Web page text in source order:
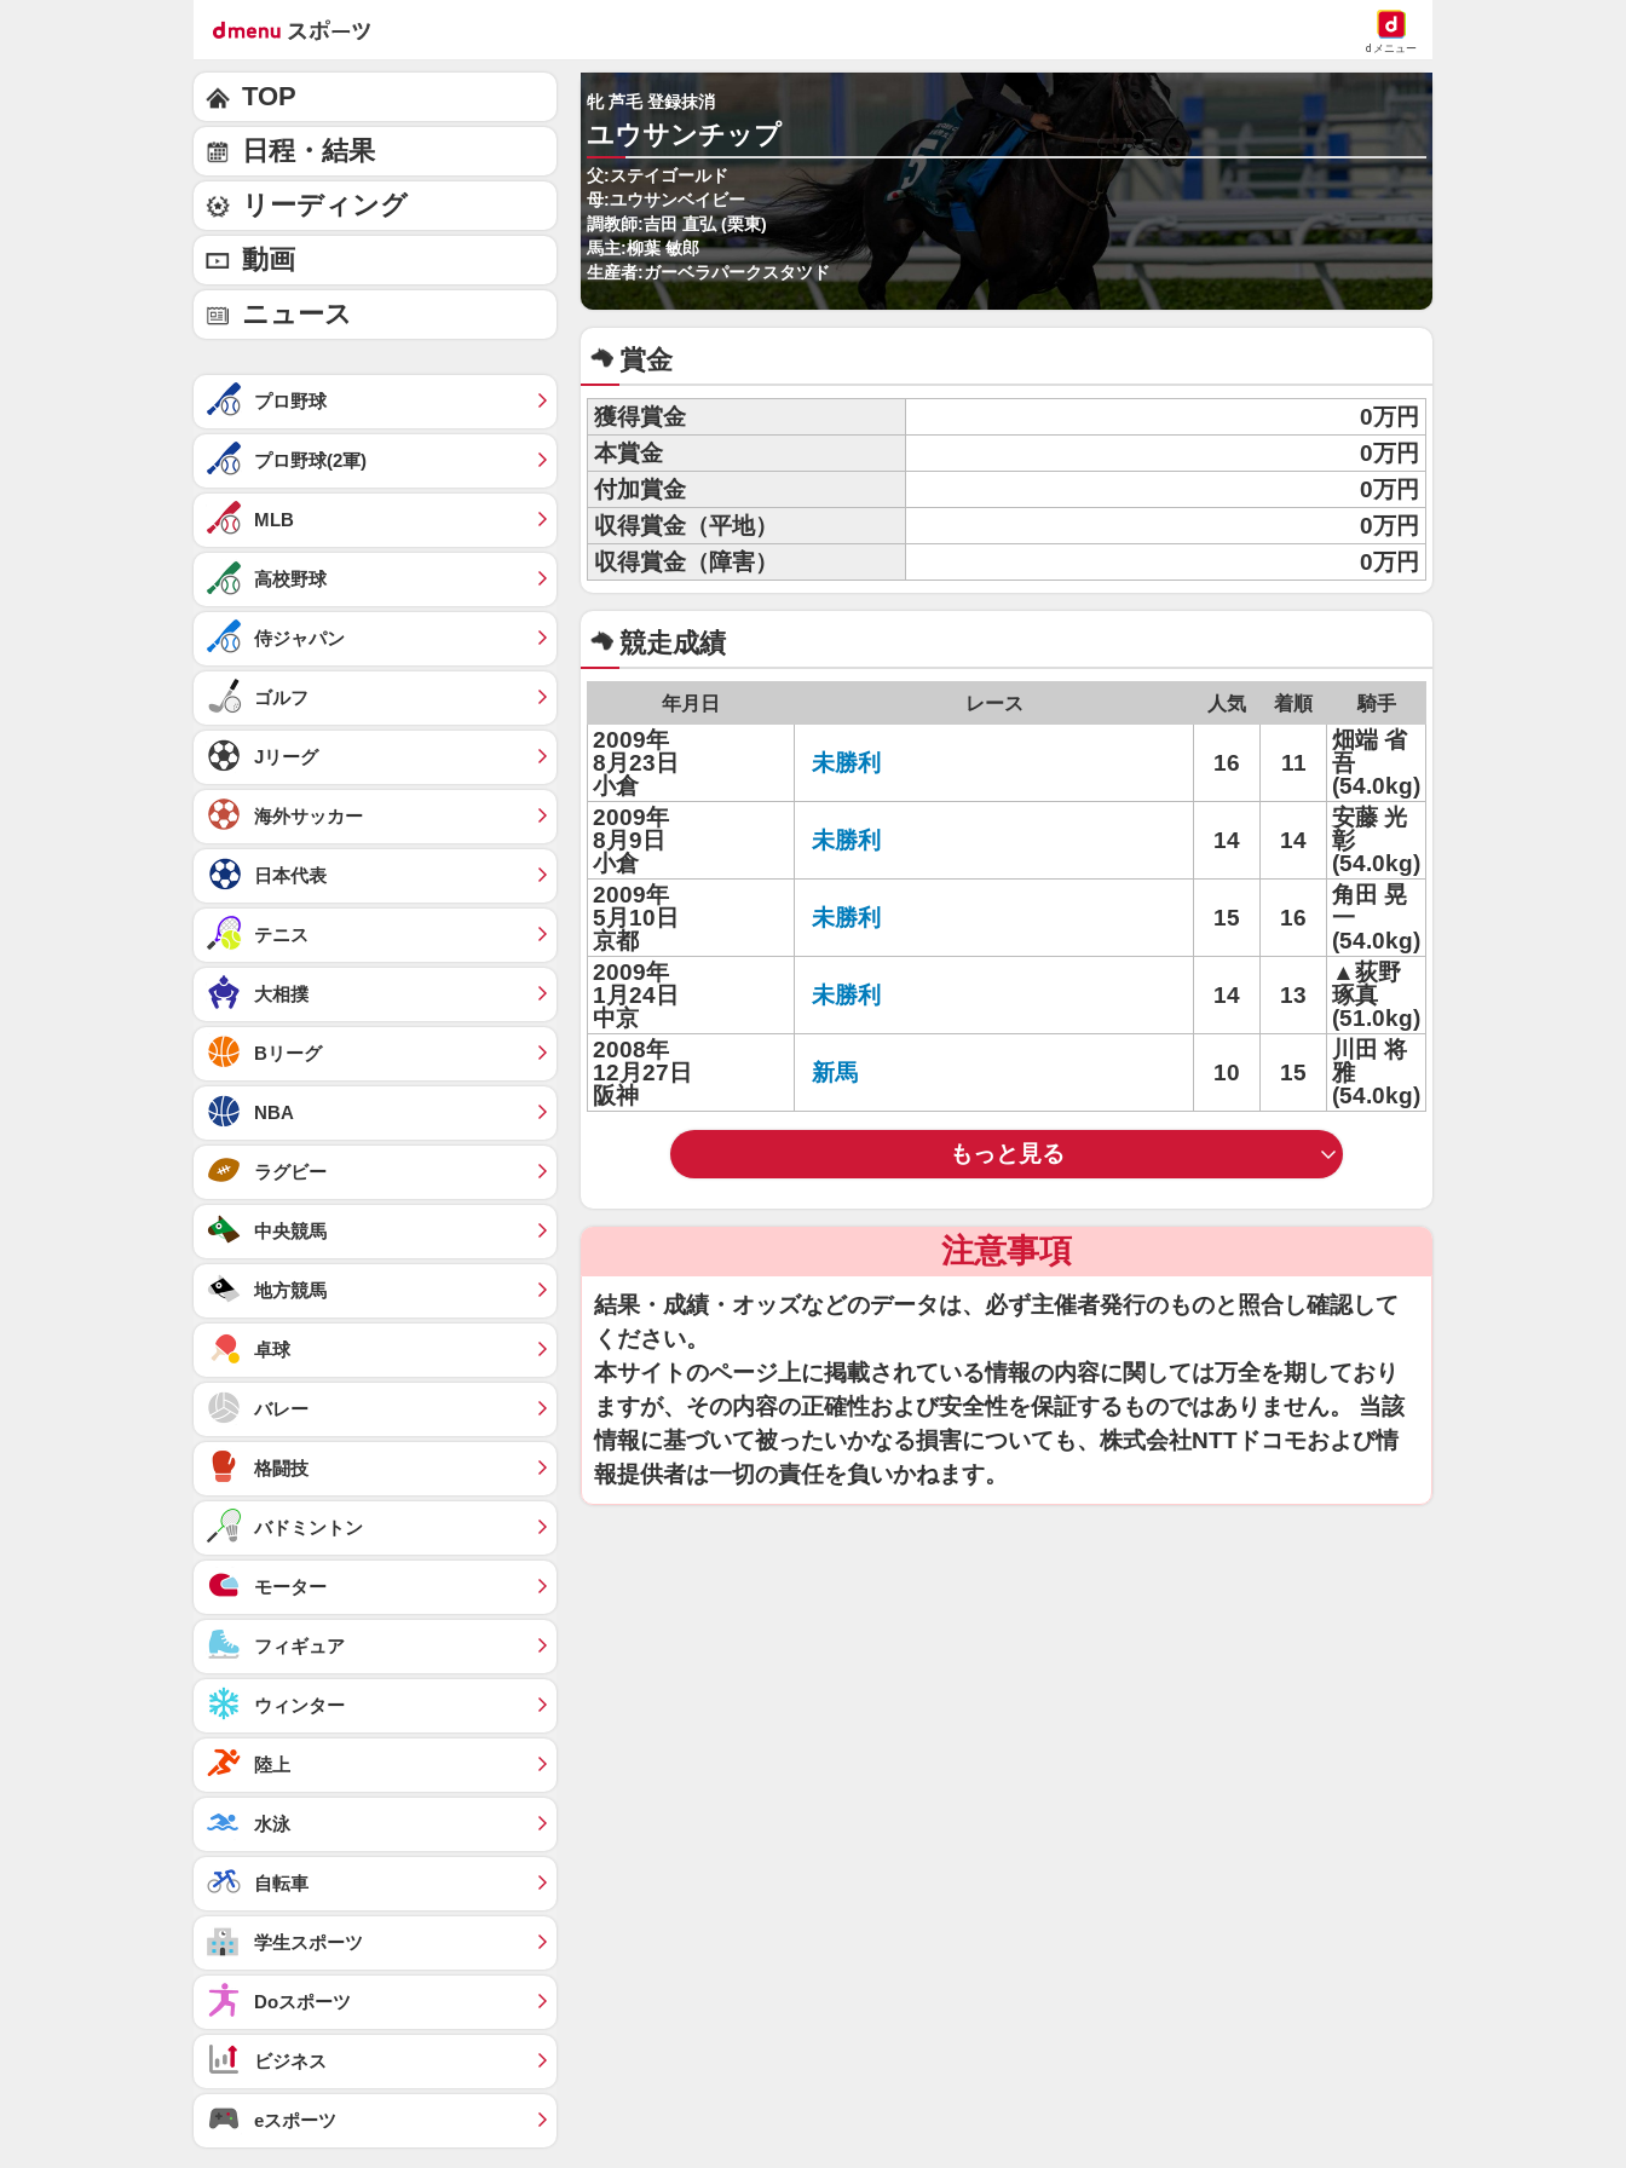
dメニュー
牝 芦毛 登録抹消
ユウサンチップ
父:ステイゴールド
母:ユウサンベイビー
調教師:吉田 直弘 (栗東)
馬主:柳葉 敏郎
生産者:ガーベラパークスタツド
賞金
獲得賞金
0万円
本賞金
0万円
付加賞金
0万円
収得賞金（平地）
0万円
収得賞金（障害）
0万円
競走成績
年月日 レース 人気 着順 騎手
2009年
8月23日
小倉
未勝利 16 11
畑端 省
吾
(54.0kg)
2009年
8月9日
小倉
未勝利 14 14
安藤 光
彰
(54.0kg)
2009年
5月10日
京都
未勝利 15 16
角田 晃
一
(54.0kg)
2009年
1月24日
中京
未勝利 14 13
▲荻野
琢真
(51.0kg)
2008年
12月27日
阪神
新馬 10 15
川田 将
雅
(54.0kg)
もっと見る
注意事項
結果・成績・オッズなどのデータは、必ず主催者発行のものと照合し確認して
ください。
本サイトのページ上に掲載されている情報の内容に関しては万全を期しており
ますが、その内容の正確性および安全性を保証するものではありません。 当該
情報に基づいて被ったいかなる損害についても、株式会社NTTドコモおよび情
報提供者は一切の責任を負いかねます。
TOP
日程・結果
リーディング
動画
ニュース
プロ野球
プロ野球(2軍)
MLB
高校野球
侍ジャパン
ゴルフ
Jリーグ
海外サッカー
日本代表
テニス
大相撲
Bリーグ
NBA
ラグビー
中央競馬
地方競馬
卓球
バレー
格闘技
バドミントン
モーター
フィギュア
ウィンター
陸上
水泳
自転車
学生スポーツ
Doスポーツ
ビジネス
eスポーツ